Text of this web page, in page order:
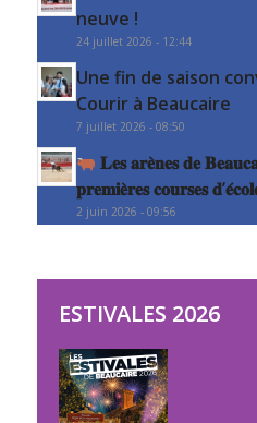
neuve !
24 juillet 2026 - 12:44
Une fin de saison
Courir à Beaucaire
7 juillet 2026 - 08:50
𝐋𝐞𝐬 𝐚𝐫𝐞̀𝐧𝐞𝐬 𝐝𝐞
𝐩𝐫𝐞𝐦𝐢𝐞̀𝐫𝐞𝐬 𝐜𝐨𝐮𝐫𝐬𝐞𝐬
2 juin 2026 - 09:56
ESTIVALES 2026